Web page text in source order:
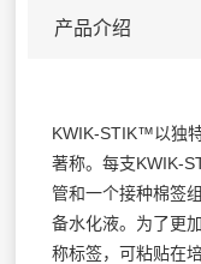
产品介绍
KWIK-STIK™以独
著称。每支KWIK-
管和一个接种棉签
备水化液。为了更
称标签，可粘贴在